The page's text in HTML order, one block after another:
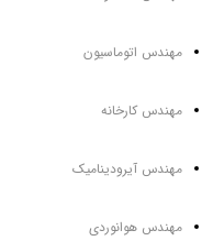
مهندس اتوماسیون
مهندس کارخانه
مهندس آیرودینامیک
مهندس هوانوردی